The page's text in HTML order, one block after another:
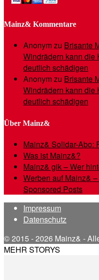
Mainz& Kommentare
Anonymzu Brisante
Windrädern kann die
deutlich schädigen
Anonymzu Brisante
Windrädern kann die
deutlich schädigen
Über Mainz&
Mainz& Solidar-Abo:
Was ist Mainz&?
Mainz& gik – Wer
Werben auf Mainz&
Sponsored Posts
Impressum
Datenschutz
© 2015 - 2026 Mainz& -
MEHR STORYS